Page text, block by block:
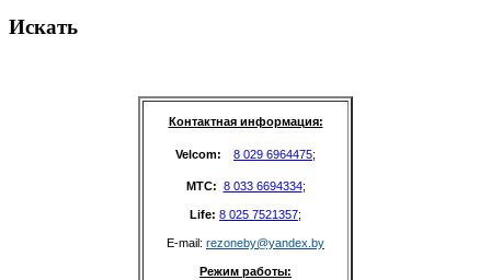
Искать
Контактная информация:
Velcom: 8 029 6964475;
MTC: 8 033 6694334;
Life: 8 025 7521357;
E-mail: rezoneby@yandex.by
Режим работы: